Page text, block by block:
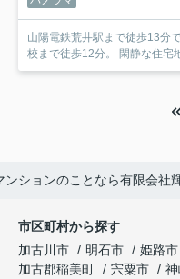
山陽電鉄荒井駅まで徒歩13分
校まで徒歩12分。 閑静な住宅
ションのことなら有限会社
市区町村から探す
加古川市
明石市 姫路市
加古郡稲美町
宍粟市